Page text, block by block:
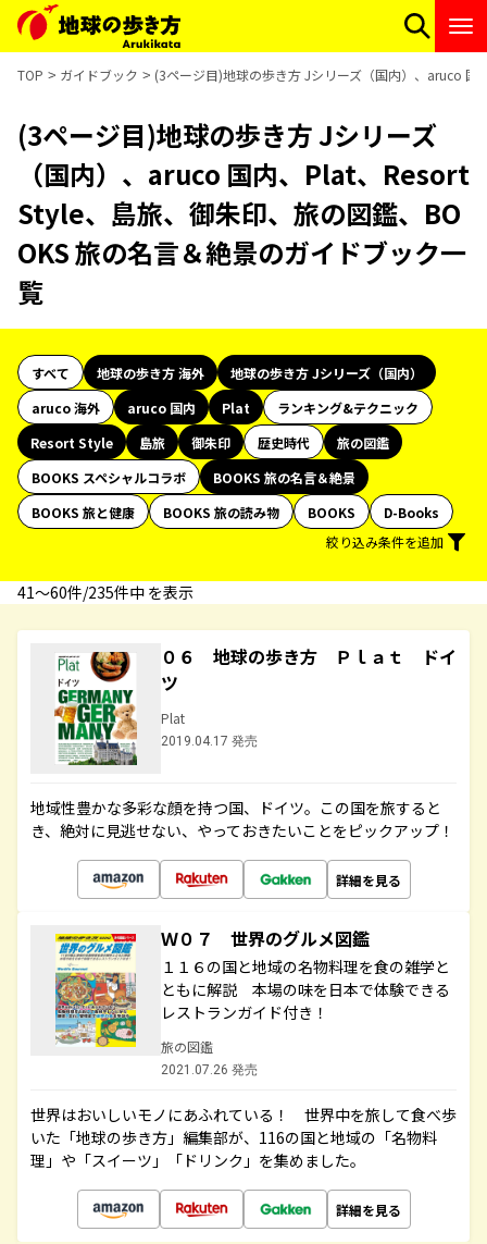
TOP ガイドブック (3ページ目)地球の歩き方 Jシリーズ（国内）、aruco
(3ページ目)地球の歩き方 Jシリーズ
（国内）、aruco 国内、Plat、Resort
Style、島旅、御朱印、旅の図鑑、BO
OKS 旅の名言＆絶景のガイドブック一
覧
すべて 地球の歩き方 海外
地球の歩き方 Jシリーズ（国内）
aruco 海外
aruco 国内 Plat
ランキング&テクニック
Resort Style
島旅 御朱印 歴史時代
旅の図鑑
BOOKS スペシャルコラボ
BOOKS 旅の名言＆絶景
BOOKS 旅と健康
BOOKS 旅の読み物 BOOKS
D-Books
絞り込み条件を追加
41〜60件/235件中 を表示
０６ 地球の歩き方 Ｐｌａｔ ドイ
ツ
Plat
2019.04.17 発売
地域性豊かな多彩な顔を持つ国、ドイツ。この国を旅すると
き、絶対に見逃せない、やっておきたいことをピックアップ！
詳細を見る
Ｗ０７ 世界のグルメ図鑑
１１６の国と地域の名物料理を食の雑学と
ともに解説 本場の味を日本で体験できる
レストランガイド付き！
旅の図鑑
2021.07.26 発売
世界はおいしいモノにあふれている！ 世界中を旅して食べ歩
いた「地球の歩き方」編集部が、116の国と地域の「名物料
理」や「スイーツ」「ドリンク」を集めました。
詳細を見る